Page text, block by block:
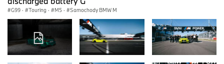
G99 · Touring · M5 · Samochody BMW M